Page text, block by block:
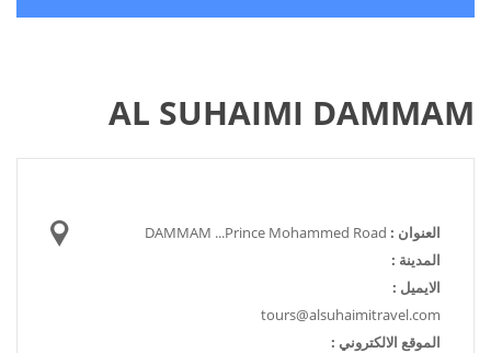
AL SUHAIMI DAMMAM
العنوان : DAMMAM ...Prince Mohammed Road
المدينة :
الايميل :
tours@alsuhaimitravel.com
الموقع الالكتروني :